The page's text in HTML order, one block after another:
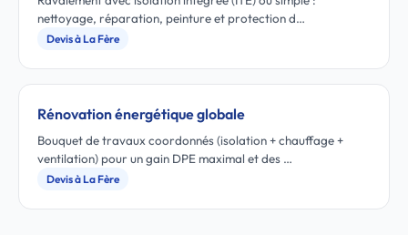
nettoyage, réparation, peinture et protection d…
Devis à La Fère
Rénovation énergétique globale
Bouquet de travaux coordonnés (isolation + chauffage +
ventilation) pour un gain DPE maximal et des …
Devis à La Fère